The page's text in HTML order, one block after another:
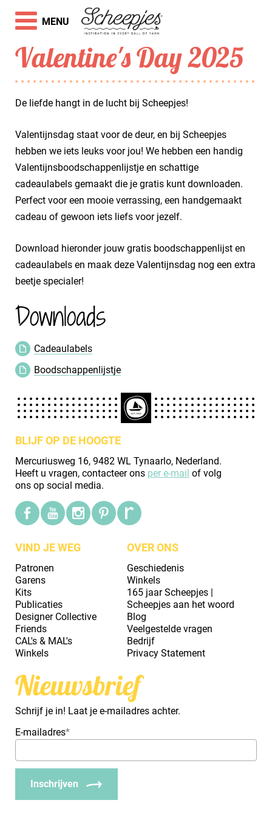
Valentine's Day 2025
De liefde hangt in de lucht bij Scheepjes!
Valentijnsdag staat voor de deur, en bij Scheepjes
hebben we iets leuks voor jou! We hebben een handig
Valentijnsboodschappenlijstje en schattige
cadeaulabels gemaakt die je gratis kunt downloaden.
Perfect voor een mooie verrassing, een handgemaakt
cadeau of gewoon iets liefs voor jezelf.
Download hieronder jouw gratis boodschappenlijst en
cadeaulabels en maak deze Valentijnsdag nog een extra
beetje specialer!
Downloads
Cadeaulabels
Boodschappenlijstje
BLIJF OP DE HOOGTE
Mercuriusweg 16, 9482 WL Tynaarlo, Nederland.
Heeft u vragen, contacteer ons per e-mail of volg
ons op social media.
VIND JE WEG
Patronen
Garens
Kits
Publicaties
Designer Collective
Friends
CAL's & MAL's
Winkels
OVER ONS
Geschiedenis
Winkels
165 jaar Scheepjes |
Scheepjes aan het woord
Blog
Veelgestelde vragen
Bedrijf
Privacy Statement
Nieuwsbrief
Schrijf je in! Laat je e-mailadres achter.
E-mailadres*
Inschrijven
MENU